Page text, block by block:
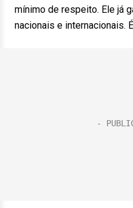
mínimo de respeito. Ele já
nacionais e internacionais.